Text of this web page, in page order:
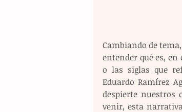
Cambiando de
entender qué es,
o las siglas que
Eduardo Ramírez
despierte
venir, esta